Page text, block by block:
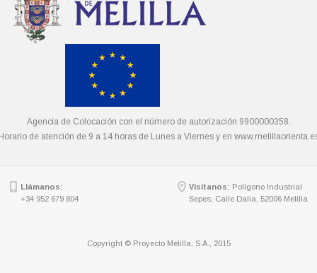
Agencia de Colocación con el número de autorización 9900000358.
de atención de 9 a 14 horas de Lunes a Viernes y en
Llámanos:
+34 952 679 804
Visítanos: Polígono Industrial
Sepes, Calle Dalia, 52006 Melilla
Copyright © Proyecto Melilla, S.A., 2015